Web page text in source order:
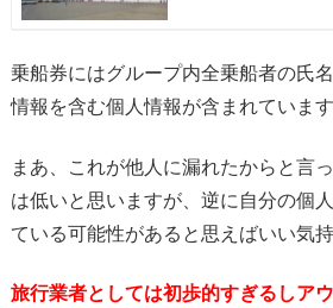
乗船券にはグループ内全乗船者の氏
情報を含む個人情報が含まれています
まあ、これが他人に漏れたからと言
は低いと思いますが、逆に自分の個
ている可能性があると思えばいい気
旅行業者としては初歩的すぎるしア